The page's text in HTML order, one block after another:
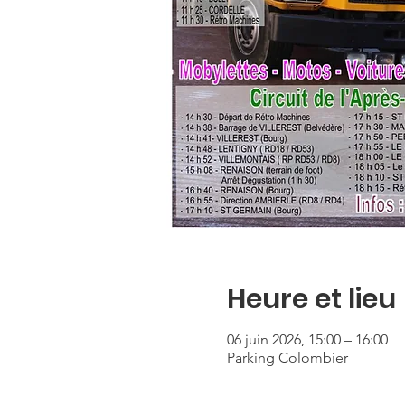
Heure et lieu
06 juin 2026, 15:00 – 16:00
Parking Colombier